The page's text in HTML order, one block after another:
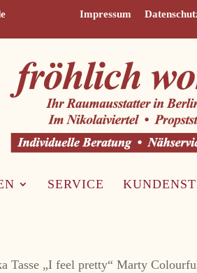
Impressum
SERVICE
Tasse „I feel pretty“ Marty